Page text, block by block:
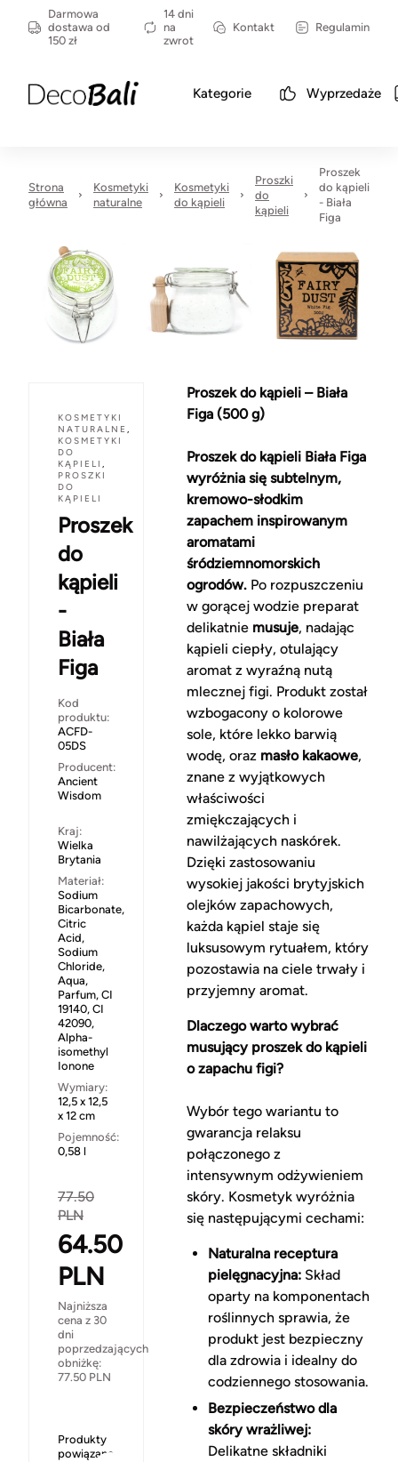
Darmowa
dostawa od
150 zł
14 dni
na
zwrot
Kontakt Regulamin
Kategorie Wyprzedaże
Strona
główna
Kosmetyki
naturalne
Kosmetyki
do kąpieli
Proszki
do
kąpieli
Proszek
do kąpieli
- Biała
Figa
KOSMETYKI
NATURALNE ,
KOSMETYKI
DO
KĄPIELI ,
PROSZKI
DO
KĄPIELI
Proszek
do
kąpieli
-
Biała
Figa
Kod
produktu:
ACFD-
05DS
Producent:
Ancient
Wisdom
Kraj:
Wielka
Brytania
Materiał:
Sodium
Bicarbonate,
Citric
Acid,
Sodium
Chloride,
Aqua,
Parfum, CI
19140, CI
42090,
Alpha-
isomethyl
Ionone
Wymiary:
12,5 x 12,5
x 12 cm
Pojemność:
0,58 l
77.50
PLN
64.50
PLN
Najniższa
cena z 30
dni
poprzedzających
obniżkę:
77.50 PLN
Produkty
powiązane
Proszek do kąpieli – Biała
Figa (500 g)
Proszek do kąpieli Biała Figa
wyróżnia się subtelnym,
kremowo-słodkim
zapachem inspirowanym
aromatami
śródziemnomorskich
ogrodów.Po rozpuszczeniu
w gorącej wodzie preparat
delikatnie musuje, nadając
kąpieli ciepły, otulający
aromat z wyraźną nutą
mlecznej figi. Produkt został
wzbogacony o kolorowe
sole, które lekko barwią
wodę, oraz masło kakaowe,
znane z wyjątkowych
właściwości
zmiękczających i
nawilżających naskórek.
Dzięki zastosowaniu
wysokiej jakości brytyjskich
olejków zapachowych,
każda kąpiel staje się
luksusowym rytuałem, który
pozostawia na ciele trwały i
przyjemny aromat.
Dlaczego warto wybrać
musujący proszek do kąpieli
o zapachu figi?
Wybór tego wariantu to
gwarancja relaksu
połączonego z
intensywnym odżywieniem
skóry. Kosmetyk wyróżnia
się następującymi cechami:
Naturalna receptura
pielęgnacyjna:Skład
oparty na komponentach
roślinnych sprawia, że
produkt jest bezpieczny
dla zdrowia i idealny do
codziennego stosowania.
Bezpieczeństwo dla
skóry wrażliwej:
Delikatne składniki